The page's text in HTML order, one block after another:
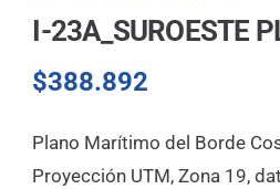
I-23A_SUROESTE
$388.892
Plano Marítimo del Borde
Proyección UTM, Zona 19,